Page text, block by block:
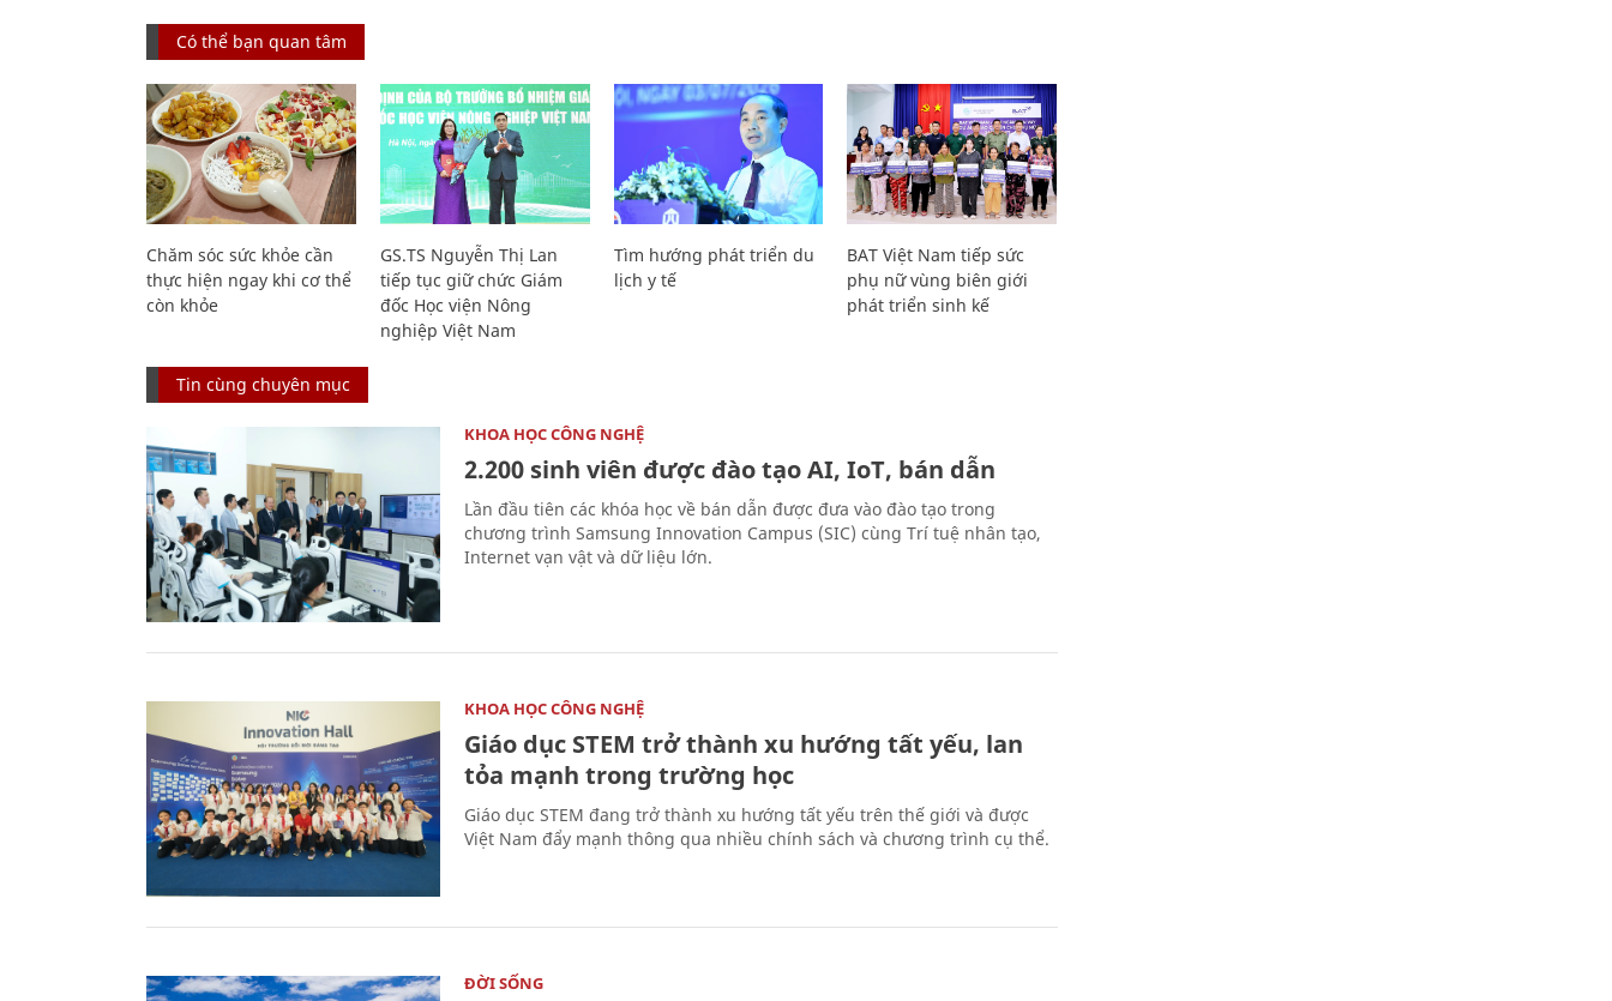
Có thể bạn quan tâm
Chăm sóc sức khỏe cần
thực hiện ngay khi cơ thể
còn khỏe
GS.TS Nguyễn Thị Lan
tiếp tục giữ chức Giám
đốc Học viện Nông
nghiệp Việt Nam
Tìm hướng phát triển du
lịch y tế
BAT Việt Nam tiếp sức
phụ nữ vùng biên giới
phát triển sinh kế
Tin cùng chuyên mục
KHOA HỌC CÔNG NGHỆ
2.200 sinh viên được đào tạo AI, IoT, bán dẫn
Lần đầu tiên các khóa học về bán dẫn được đưa vào đào tạo trong
chương trình Samsung Innovation Campus (SIC) cùng Trí tuệ nhân tạo,
Internet vạn vật và dữ liệu lớn.
KHOA HỌC CÔNG NGHỆ
Giáo dục STEM trở thành xu hướng tất yếu, lan
tỏa mạnh trong trường học
Giáo dục STEM đang trở thành xu hướng tất yếu trên thế giới và được
Việt Nam đẩy mạnh thông qua nhiều chính sách và chương trình cụ thể.
ĐỜI SỐNG